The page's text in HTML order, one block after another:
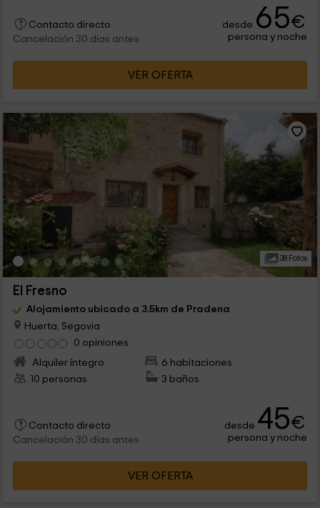
Contacto directo
Cancelación 30 días antes
desde 65€
persona y noche
VER OFERTA
38 Fotos
El Fresno
Alojamiento ubicado a 3.5km de Pradena
Huerta, Segovia
0 opiniones
Alquiler íntegro
6 habitaciones
10 personas
3 baños
Contacto directo
Cancelación 30 días antes
desde 45€
persona y noche
VER OFERTA